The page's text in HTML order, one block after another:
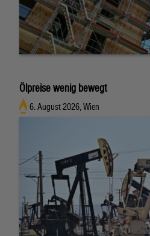
Ölpreise wenig bewegt
6. August 2026, Wien